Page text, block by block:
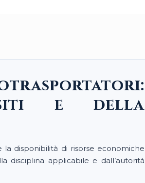
e della
disponibilità di risorse economiche
disciplina applicabile e dall’autorità